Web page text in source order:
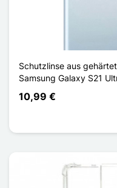
Schutzlinse aus
Samsung Galaxy S21
10,99 €